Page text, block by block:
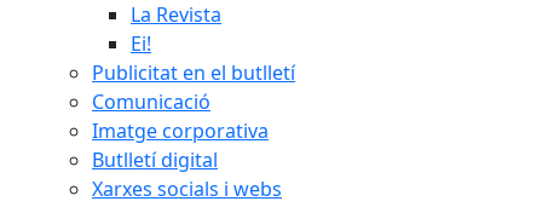
La Revista
Ei!
Publicitat en el butlletí
Comunicació
Imatge corporativa
Butlletí digital
Xarxes socials i webs